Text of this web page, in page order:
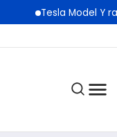
Tesla Model Y rakibi